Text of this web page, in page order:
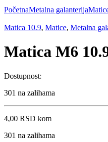
PočetnaMetalna galanterija
Matica 10.9, Matice, Metalna
Matica M6
Dostupnost:
301 na zalihama
4,00 RSD kom
301 na zalihama